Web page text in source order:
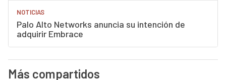
NOTICIAS
Palo Alto Networks anuncia su intención de
adquirir Embrace
Más compartidos